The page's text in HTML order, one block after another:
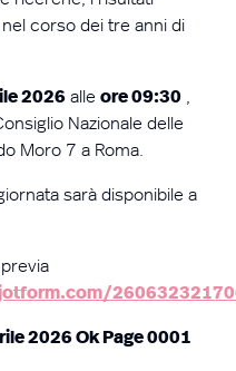
corso dei tre anni di
2026 alle ore 09:30
Nazionale delle
Moro 7 a Roma
sarà disponibile a